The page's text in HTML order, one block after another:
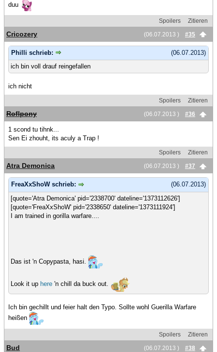
duu
Spoilers
Zitieren
(06.07.2013 )
#35
Cricozery
(06.07.2013)
Philli schrieb:
ich bin voll drauf reingefallen
ich nicht
Spoilers
Zitieren
(06.07.2013 )
#36
Roflpony
1 scond tu tihnk...
Sen Ei zhouht, its aculy a Trap !
Spoilers
Zitieren
(06.07.2013 )
#37
Atra Demonica
(06.07.2013)
FreaXxShoW schrieb:
[quote='Atra Demonica' pid='2338700' dateline='1373112626']
[quote='FreaXxShoW' pid='2338650' dateline='1373111924']
I am trained in gorilla warfare....
Das ist 'n Copypasta, hasi.
Look it up here 'n chill da buck out.
Ich bin gechillt und feier halt den Typo. Sollte wohl Guerilla Warfare
heißen
Spoilers
Zitieren
(06.07.2013 )
#38
Bud